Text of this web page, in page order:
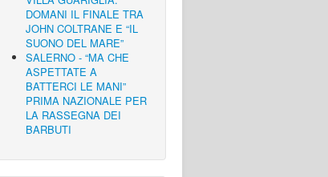
DOMANI IL FINALE TRA
JOHN COLTRANE E “IL
SUONO DEL MARE”
SALERNO - “MA CHE
ASPETTATE A
BATTERCI LE MANI”
PRIMA NAZIONALE PER
LA RASSEGNA DEI
BARBUTI